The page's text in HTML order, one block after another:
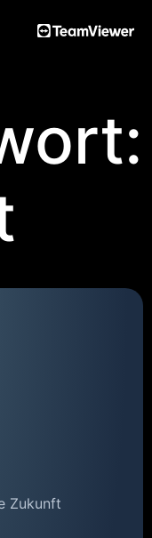
Zukunft